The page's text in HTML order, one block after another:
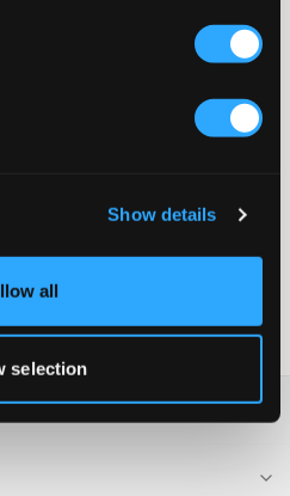
Show details
all
selection
im beliebten Modell "550".
Weiße Schnürsenkel sind oben.
platziert. Diese trendigen
aus.